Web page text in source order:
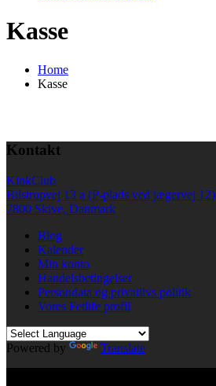
Kasse
Home
Kasse
Kontakt
KinkClub
Bilstrupvej 13 a (P-plads ved jægervej 12)
7800 Skive, Danmark
Blog
Kalender
Min konto
Handelsbetingelser
Persondata og privatlivs politik
Vores Fetlife profil
Powered by
Translate